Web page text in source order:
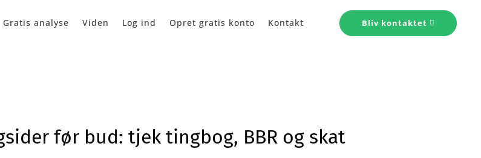
Gratis analyse Viden Log ind Opret gratis konto Kontakt Bliv kontaktet
før bud: tjek tingbog, BBR og skat